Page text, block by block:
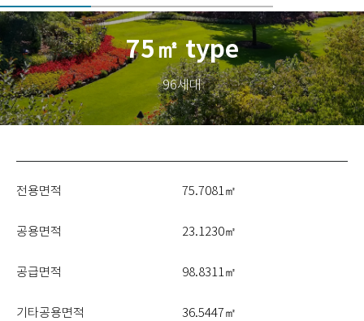
75㎡ type
96세대
전용면적 75.7081㎡
공용면적 23.1230㎡
공급면적 98.8311㎡
기타공용면적 36.5447㎡